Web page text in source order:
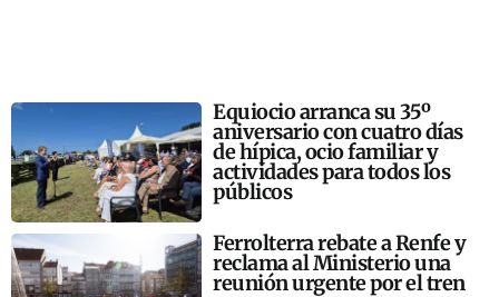
Equiocio arranca su 35º
aniversario con cuatro días
de hípica, ocio familiar y
actividades para todos los
públicos
Ferrolterra rebate a Renfe y
reclama al Ministerio una
reunión urgente por el tren